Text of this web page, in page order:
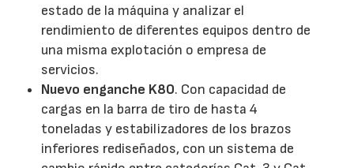
estado de la máquina y analizar el
rendimiento de diferentes equipos dentro de
una misma explotación o empresa de
servicios.
Nuevo enganche K80. Con capacidad de
cargas en la barra de tiro de hasta 4
toneladas y estabilizadores de los brazos
inferiores rediseñados, con un sistema de